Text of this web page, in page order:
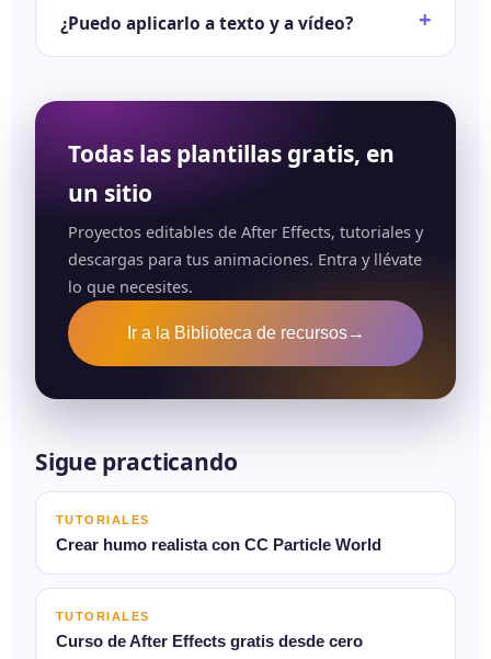
¿Puedo aplicarlo a texto y a vídeo?
Todas las plantillas gratis, en
un sitio
Proyectos editables de After Effects, tutoriales y
descargas para tus animaciones. Entra y llévate
lo que necesites.
Ir a la Biblioteca de recursos→
Sigue practicando
TUTORIALES
Crear humo realista con CC Particle World
TUTORIALES
Curso de After Effects gratis desde cero